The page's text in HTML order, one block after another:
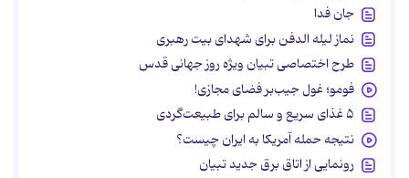
جان فدا
نماز لیله الدفن برای شهدای بیت رهبری
طرح اختصاصی تبیان ویژه روز جهانی قدس
فومو؛ غول جیب‌بر فضای مجازی!
۵ غذای سریع و سالم برای طبیعت‌گردی
نتیجه حمله آمریکا به ایران چیست؟
رونمایی از اتاق برق جدید تبیان